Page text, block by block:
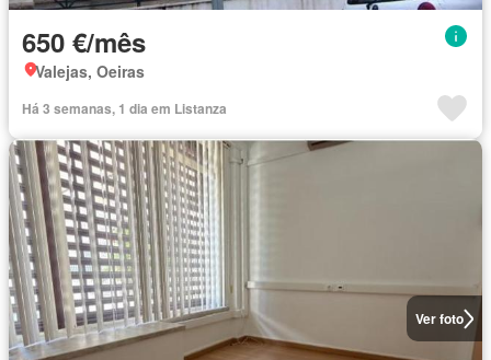
650 €/mês
Valejas, Oeiras
Há 3 semanas, 1 dia em Listanza
Ver foto